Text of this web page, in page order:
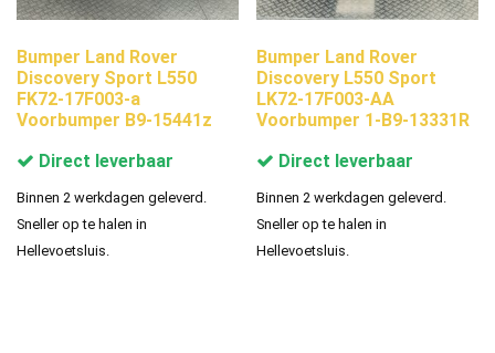
Bumper Land Rover
Discovery Sport L550
FK72-17F003-a
Voorbumper B9-15441z
Direct leverbaar
Binnen 2 werkdagen geleverd.
Sneller op te halen in
Hellevoetsluis.
Bumper Land Rover
Discovery L550 Sport
LK72-17F003-AA
Voorbumper 1-B9-13331R
Direct leverbaar
Binnen 2 werkdagen geleverd.
Sneller op te halen in
Hellevoetsluis.